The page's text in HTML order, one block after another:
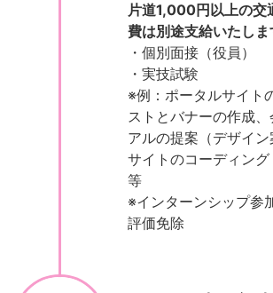
片道1,000円以上の交
費は別途支給いたしま
・個別面接（役員）
・実技試験
※例：ポータルサイト
ストとバナーの作成
アルの提案（デザイン
サイトのコーディング
等
※インターンシップ参
評価免除